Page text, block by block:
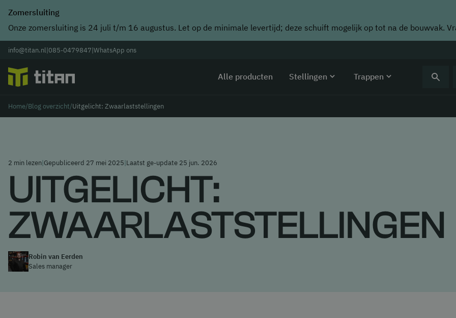
Zomersluiting
Onze zomersluiting is 24 juli t/m 16 augustus. Let op de minimale levertijd; deze schuift mogelijk op tot na de bouwvak.
info@titan.nl|085-0479847|WhatsApp ons
Alle producten Stellingen Trappen
Home/Blog overzicht/Uitgelicht: Zwaarlaststellingen
2 min lezen|Gepubliceerd 27 mei 2025|Laatst ge-update 25 jun. 2026
UITGELICHT:
ZWAARLASTSTELLINGEN
Robin van Eerden
Sales manager